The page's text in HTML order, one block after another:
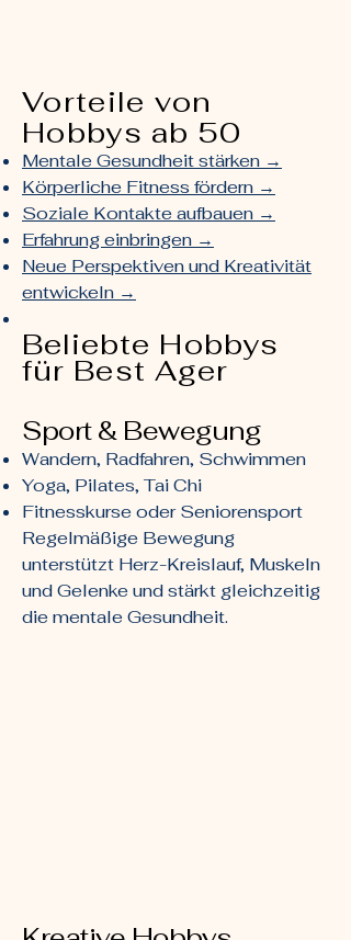
Vorteile von
Hobbys ab 50
Mentale Gesundheit stärken →
Körperliche Fitness fördern →
Soziale Kontakte aufbauen →
Erfahrung einbringen →
Neue Perspektiven und Kreativität
entwickeln →
Beliebte Hobbys
für Best Ager
Sport & Bewegung
Wandern, Radfahren, Schwimmen
Yoga, Pilates, Tai Chi
Fitnesskurse oder Seniorensport
Regelmäßige Bewegung
unterstützt Herz-Kreislauf, Muskeln
und Gelenke und stärkt gleichzeitig
die mentale Gesundheit.